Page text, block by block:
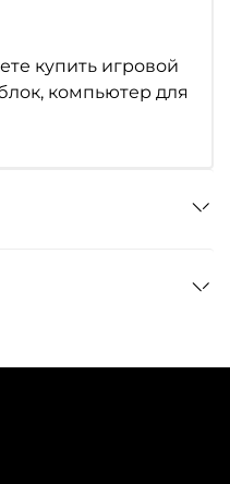
купить игровой
компьютер для